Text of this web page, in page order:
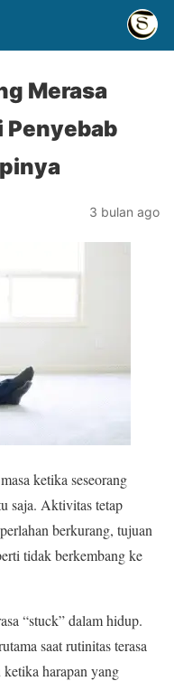
Merasa
Penyebab
3 bulan ago
ketika seseorang
saja. Aktivitas tetap
berkurang, tujuan
tidak berkembang ke
“stuck” dalam hidup.
saat rutinitas terasa
harapan yang